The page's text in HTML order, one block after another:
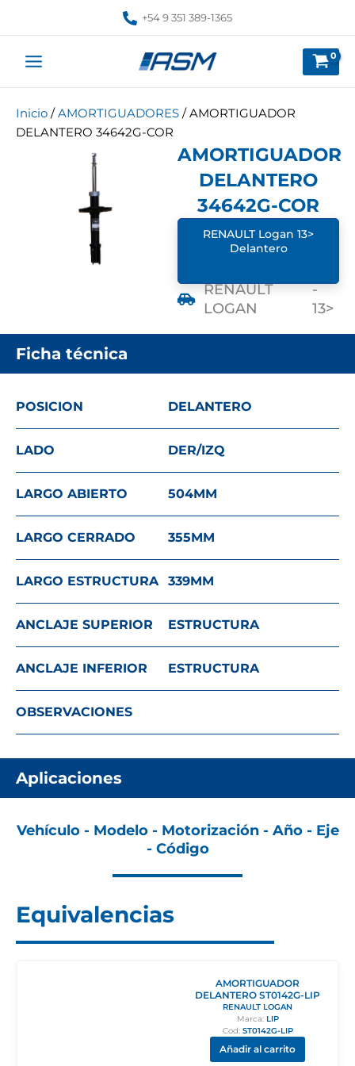
+54 9 351 389-1365
Inicio /AMORTIGUADORES / AMORTIGUADOR
DELANTERO 34642G-COR
AMORTIGUADOR
DELANTERO
34642G-COR
RENAULT Logan 13>
Delantero
RENAULT
LOGAN
-
13>
Ficha técnica
POSICION DELANTERO
LADO DER/IZQ
LARGO ABIERTO 504MM
LARGO CERRADO 355MM
LARGO ESTRUCTURA 339MM
ANCLAJE SUPERIOR ESTRUCTURA
ANCLAJE INFERIOR ESTRUCTURA
OBSERVACIONES
Aplicaciones
Vehículo - Modelo - Motorización - Año - Eje
- Código
Equivalencias
AMORTIGUADOR
DELANTERO ST0142G-LIP
RENAULT LOGAN
Marca: LIP
Cod: ST0142G-LIP
Añadir al carrito